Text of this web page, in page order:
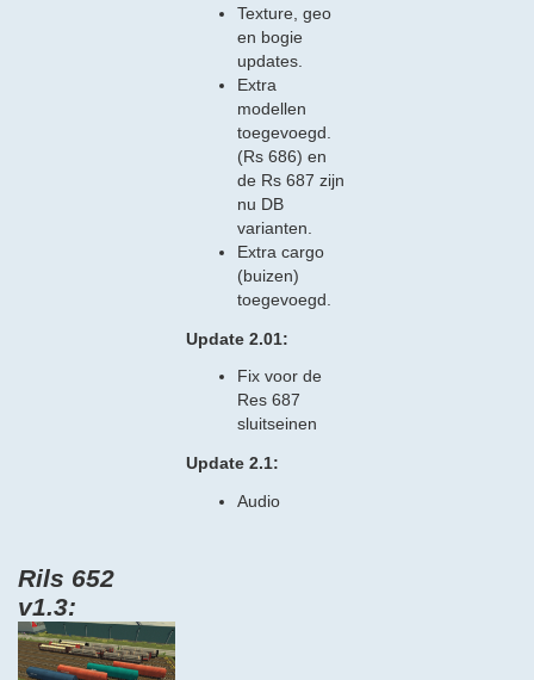
Texture, geo
en bogie
updates.
Extra
modellen
toegevoegd.
(Rs 686) en
de Rs 687 zijn
nu DB
varianten.
Extra cargo
(buizen)
toegevoegd.
Update 2.01:
Fix voor de
Res 687
sluitseinen
Update 2.1:
Audio
Rils 652
v1.3: